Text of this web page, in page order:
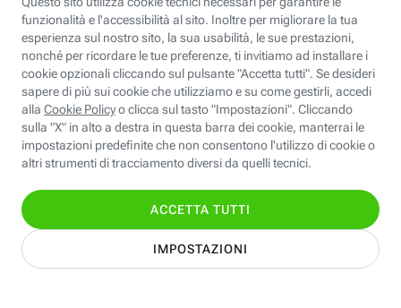
CM 1 giorno
Identifica se
ricontrollare
corrispondenti
(impostata da
CM14 14 giorni
Identifica se
ricontrollare
corrispondenti
(impostata da
pagine
EBFC<BannerID> 7 giorni
Identifica la
banner
Identifica la